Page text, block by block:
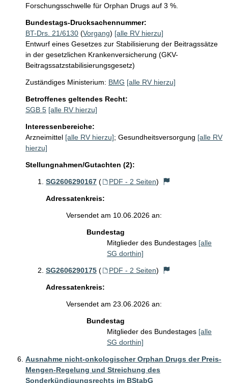
Forschungsschwelle für Orphan Drugs auf 3 %.
Bundestags-Drucksachennummer:
BT-Drs. 21/6130 (Vorgang) [alle RV hierzu]
Entwurf eines Gesetzes zur Stabilisierung der Beitragssätze
in der gesetzlichen Krankenversicherung (GKV-
Beitragssatzstabilisierungsgesetz)
Zuständiges Ministerium: BMG [alle RV hierzu]
Betroffenes geltendes Recht:
SGB 5 [alle RV hierzu]
Interessenbereiche:
Arzneimittel [alle RV hierzu]; Gesundheitsversorgung [alle RV
hierzu]
Stellungnahmen/Gutachten (2):
SG2606290167 ( PDF - 2 Seiten)
Adressatenkreis:
Versendet am 10.06.2026 an:
Bundestag
Mitglieder des Bundestages [alle
SG dorthin]
SG2606290175 ( PDF - 2 Seiten)
Adressatenkreis:
Versendet am 23.06.2026 an:
Bundestag
Mitglieder des Bundestages [alle
SG dorthin]
Ausnahme nicht-onkologischer Orphan Drugs der Preis-
Mengen-Regelung und Streichung des
Sonderkündigungsrechts im BStabG